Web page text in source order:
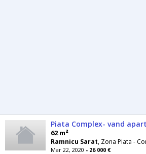
62 m²
Ramnicu Sarat, Zona Piata - Complex Vand
Mar 22, 2020 - 26 000 €